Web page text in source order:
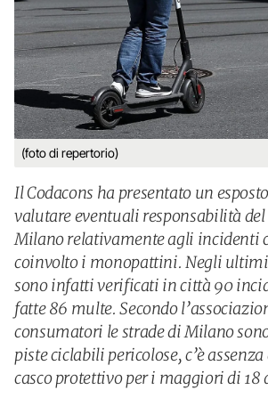
(foto di repertorio)
Il Codacons ha presentato un
valutare eventuali responsabilità
Milano relativamente agli incidenti
coinvolto i monopattini. Negli
sono infatti verificati in città 90
fatte 86 multe. Secondo
consumatori le strade di Milano
piste ciclabili pericolose, c’è
casco protettivo per i maggiori di 18